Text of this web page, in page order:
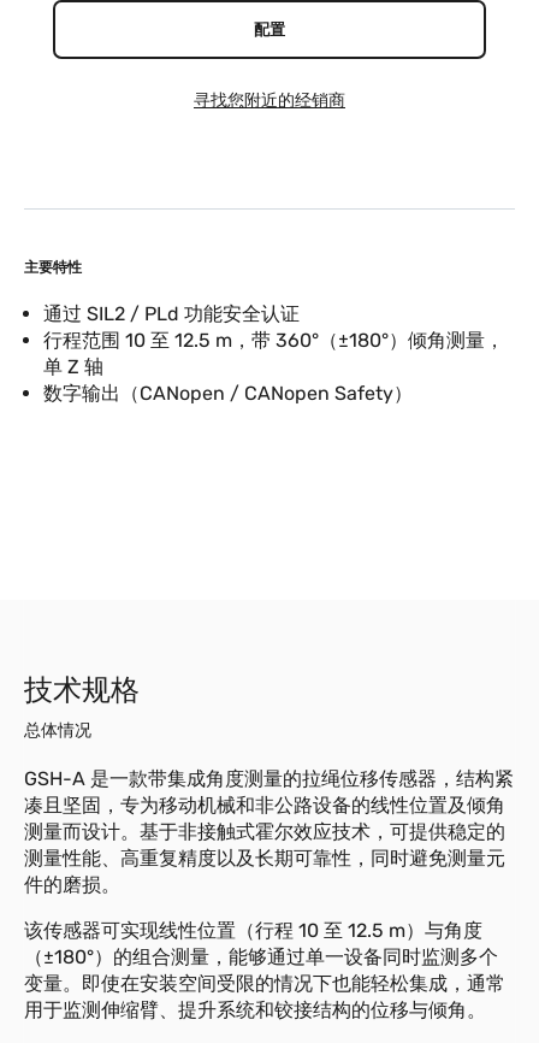
主要特性
通过 SIL2 / PLd 功能安全认证
行程范围 10 至 12.5 m，带 360°（±180°）倾角测量，
单 Z 轴
数字输出（CANopen / CANopen Safety）
配置
寻找您附近的经销商
技术规格
总体情况
GSH-A 是一款带集成角度测量的拉绳位移传感器，结构紧
凑且坚固，专为移动机械和非公路设备的线性位置及倾角
测量而设计。基于非接触式霍尔效应技术，可提供稳定的
测量性能、高重复精度以及长期可靠性，同时避免测量元
件的磨损。
该传感器可实现线性位置（行程 10 至 12.5 m）与角度
（±180°）的组合测量，能够通过单一设备同时监测多个
变量。即使在安装空间受限的情况下也能轻松集成，通常
用于监测伸缩臂、提升系统和铰接结构的位移与倾角。